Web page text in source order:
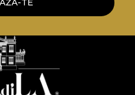
utilizarea
tapetului. In acest
ridica la cele mai inalte
TE